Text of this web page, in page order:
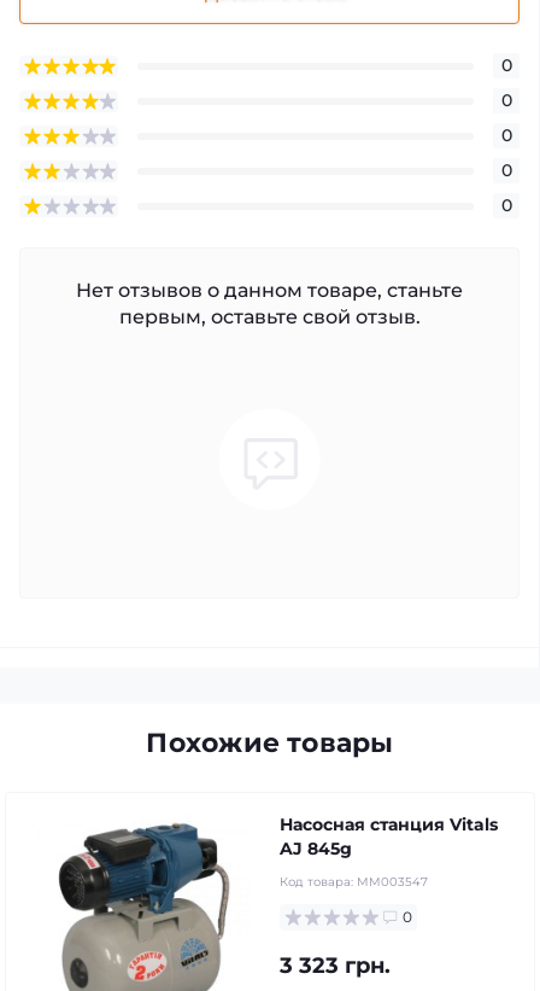
0
0
0
0
0
Нет отзывов о данном товаре, станьте
первым, оставьте свой отзыв.
Похожие товары
Насосная станция Vitals
AJ 845g
Код товара: MM003547
0
3 323 грн.